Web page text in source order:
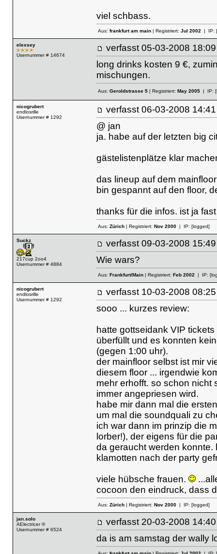
viel schbass.
Aus: frankfurt am main| Registriert: Jul 2002| IP:
elexsey
Usernummer # 14674
verfasst 05-03-2008
long drinks kosten 9 €,
mischungen.
Aus: Geroldstrasse 5| Registriert: May 2005| IP:
nicogrubert
endlosrille
Usernummer # 1292
verfasst 06-03-2008
@ jan
ja. habe auf der letzten big
gästelistenplätze klar
das lineup auf dem
bin gespannt auf den floor,
thanks für die infos. ist ja
Aus: Zürich| Registriert: Nov 2000| IP: [logged]
Suckz
217cup 2oo4
Usernummer # 4884
verfasst 09-03-2008
Wie wars?
Aus: Frankfurt/Main| Registriert: Feb 2002| IP:
nicogrubert
endlosrille
Usernummer # 1292
verfasst 10-03-2008
sooo ... kurzes review:
hatte gottseidank VIP
überfüllt und es konnten
(gegen 1:00 uhr).
der mainfloor selbst ist mir
diesem floor ... irgendwie
mehr erhofft. so schon nicht
immer angepriesen wird.
habe mir dann mal die
um mal die soundquali zu
ich war dann im prinzip die
lorber!), der eigens für die
da geraucht werden
klamotten nach der party
viele hübsche frauen.
cocoon den eindruck, dass
Aus: Zürich| Registriert: Nov 2000| IP: [logged]
jan.solo
AElectricer ®
Usernummer # 6524
verfasst 20-03-2008
da is am samstag der wally